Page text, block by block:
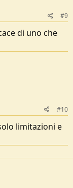
#9
di uno che
#10
limitazioni e